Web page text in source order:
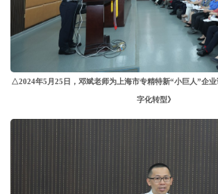
△2024年5月25日，邓斌老师为上海市专精特新“小巨人”企
字化转型》